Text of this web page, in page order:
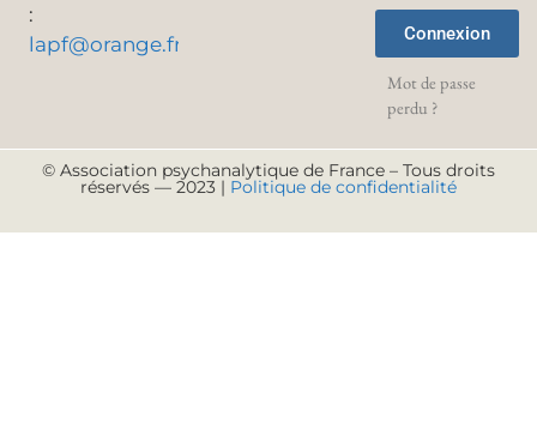
:
lapf@orange.fr
Connexion
Mot de passe
perdu ?
© Association psychanalytique de France – Tous droits
réservés — 2023 | Politique de confidentialité